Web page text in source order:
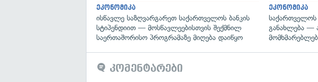
ეკონომიკა
ისწავლე საზღვარგარეთ საქართველოს ბანკის
სტიპენდიით — მოსწავლეებისთვის შექმნილ
საერთაშორისო პროგრამაზე მიღება დაიწყო
ეკონომიკა
საქართველოს
განახლება —
კომენტარები